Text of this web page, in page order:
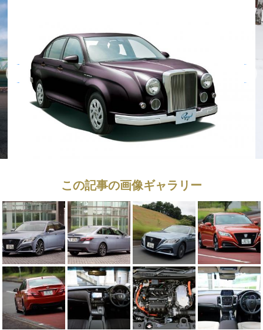
この記事の画像ギャラリー